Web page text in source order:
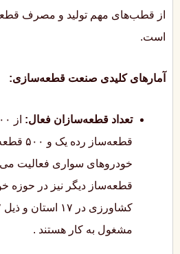
از قطب‌های مهم تولید و مصرف
است.
آمارهای کلیدی صنعت قطعه‌سازی:
تعداد قطعه‌سازان فعال:
قطعه‌ساز دیگر نیز در حوزه
مشغول به کار هستند .